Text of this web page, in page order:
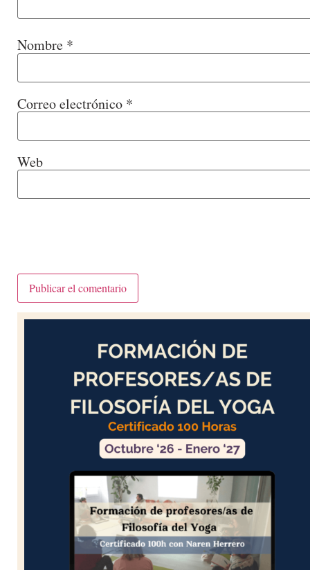
Nombre *
Correo electrónico *
Web